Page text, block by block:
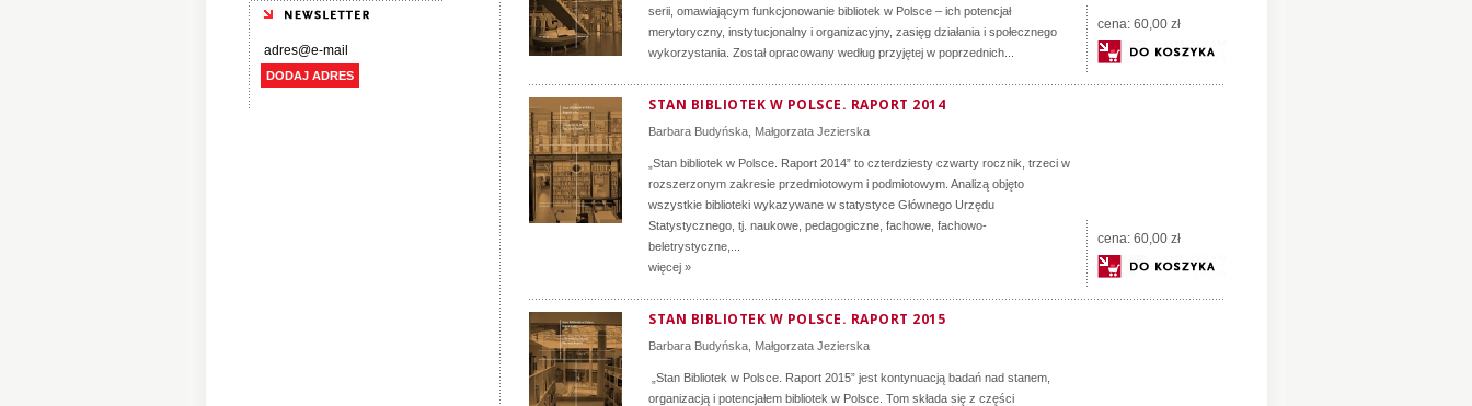
DODAJ ADRES
serii, omawiającym funkcjonowanie bibliotek w Polsce – ich potencjał
merytoryczny, instytucjonalny i organizacyjny, zasięg działania i społecznego
wykorzystania. Został opracowany według przyjętej w poprzednich...
cena: 60,00 zł
STAN BIBLIOTEK W POLSCE. RAPORT 2014
Barbara Budyńska Małgorzata Jezierska
„Stan bibliotek w Polsce. Raport 2014” to czterdziesty czwarty rocznik, trzeci w
rozszerzonym zakresie przedmiotowym i podmiotowym. Analizą objęto
wszystkie biblioteki wykazywane w statystyce Głównego Urzędu
Statystycznego, tj. naukowe, pedagogiczne, fachowe, fachowo-
beletrystyczne,...
więcej »
cena: 60,00 zł
STAN BIBLIOTEK W POLSCE. RAPORT 2015
Barbara Budyńska Małgorzata Jezierska
„Stan Bibliotek w Polsce. Raport 2015” jest kontynuacją badań nad stanem,
organizacją i potencjałem bibliotek w Polsce. Tom składa się z części